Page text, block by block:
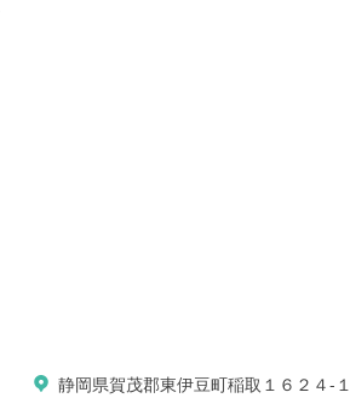
静岡県賀茂郡東伊豆町稲取１６２４-１